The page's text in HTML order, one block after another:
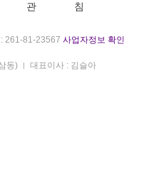
관
침
261-81-23567 사업자정보 확인
동)
대표이사 : 김슬아